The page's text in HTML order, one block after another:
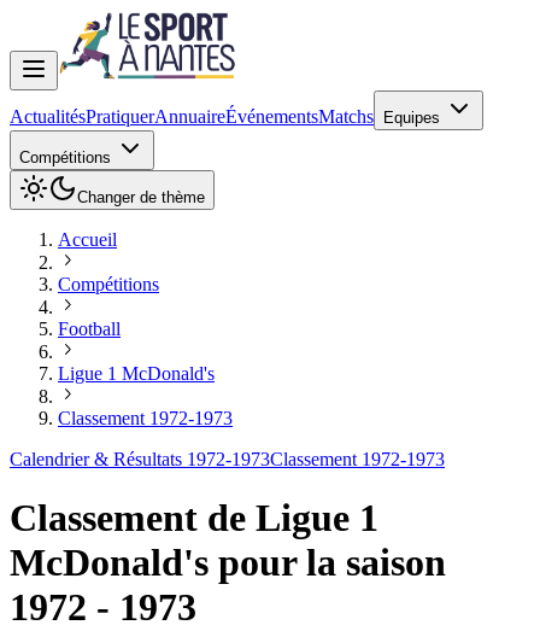
ActualitésPratiquerAnnuaireÉvénementsMatchs Equipes
Compétitions
Changer de thème
Accueil
Compétitions
Football
Ligue 1 McDonald's
Classement 1972-1973
Calendrier & Résultats 1972-1973Classement 1972-1973
Classement de Ligue 1
McDonald's pour la saison
1972 - 1973